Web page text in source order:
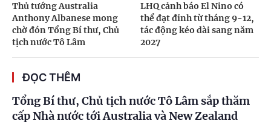
Thủ tướng Australia
Anthony Albanese mong
chờ đón Tổng Bí thư, Chủ
tịch nước Tô Lâm
LHQ cảnh báo El Nino có
thể đạt đỉnh từ tháng 9-12,
tác động kéo dài sang năm
2027
ĐỌC THÊM
Tổng Bí thư, Chủ tịch nước Tô Lâm sắp thăm
cấp Nhà nước tới Australia và New Zealand